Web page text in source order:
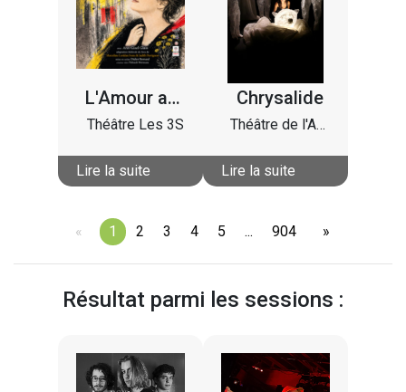
L'Amour après
Théâtre Les 3S
Lire la suite
Chrysalide
Théâtre de l'Adresse
Lire la suite
pageYou're
1 page
2 page
3 page
4 page
5 page
... page
904 page
Résultat parmi les sessions :